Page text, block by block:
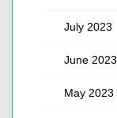
July 2023
June 2023
May 2023